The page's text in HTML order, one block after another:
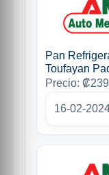
Pan
Toufayan
Precio:
16-02-